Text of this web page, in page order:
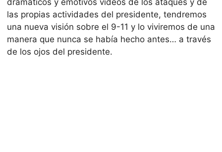
las propias actividades del presidente, tendremos
una nueva visión sobre el 9-11 y lo viviremos de una
manera que nunca se había hecho antes… a través
de los ojos del presidente.